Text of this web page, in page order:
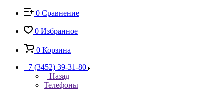
0 Сравнение
0 Избранное
0 Корзина
+7 (3452) 39-31-80
Назад
Телефоны